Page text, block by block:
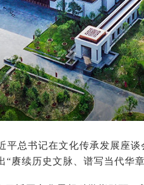
平总书记在文化传承发展座
“赓续历史文脉、谱写当代华章